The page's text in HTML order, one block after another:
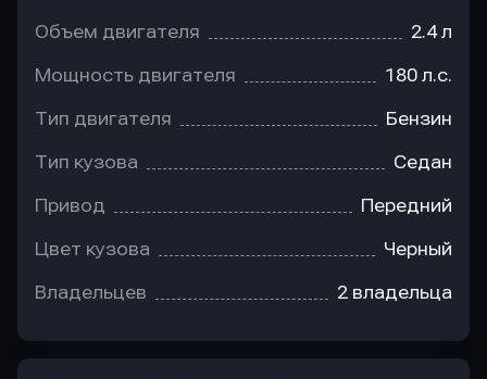
Объем двигателя 2.4 л
Мощность двигателя 180 л.с.
Тип двигателя Бензин
Тип кузова Седан
Привод Передний
Цвет кузова Черный
Владельцев 2 владельца